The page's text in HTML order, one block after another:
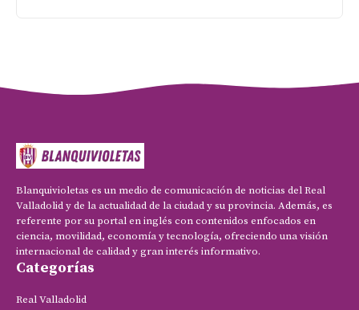
Blanquivioletas es un medio de comunicación de noticias del Real
Valladolid y de la actualidad de la ciudad y su provincia. Además, es
referente por su portal en inglés con contenidos enfocados en
ciencia, movilidad, economía y tecnología, ofreciendo una visión
internacional de calidad y gran interés informativo.
Categorías
Real Valladolid